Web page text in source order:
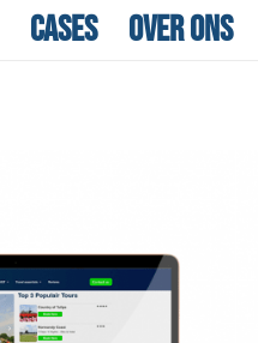
Cases Over ons